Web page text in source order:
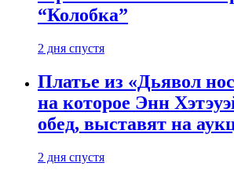
“Колобка”
2 дня спустя
Платье из «Дьявол
на которое Энн
обед, выставят на
2 дня спустя